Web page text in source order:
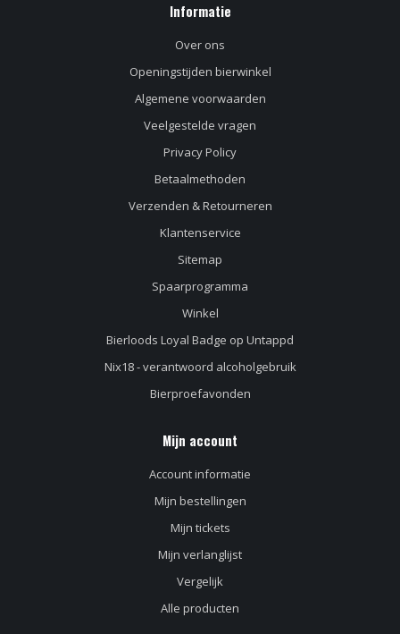
Informatie
Over ons
Openingstijden bierwinkel
Algemene voorwaarden
Veelgestelde vragen
Privacy Policy
Betaalmethoden
Verzenden & Retourneren
Klantenservice
Sitemap
Spaarprogramma
Winkel
Bierloods Loyal Badge op Untappd
Nix18 - verantwoord alcoholgebruik
Bierproefavonden
Mijn account
Account informatie
Mijn bestellingen
Mijn tickets
Mijn verlanglijst
Vergelijk
Alle producten